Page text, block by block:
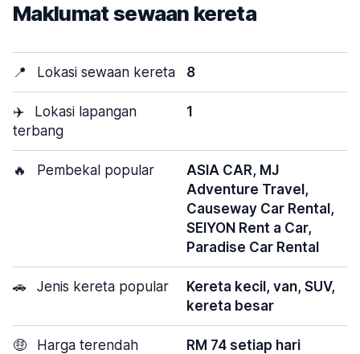
Maklumat sewaan kereta
📍 Lokasi sewaan kereta 8
✈️
Lokasi lapangan
terbang
1
🔥 Pembekal popular
ASIA CAR, MJ
Adventure Travel,
Causeway Car Rental,
SEIYON Rent a Car,
Paradise Car Rental
🚗 Jenis kereta popular
Kereta kecil, van, SUV,
kereta besar
🤑 Harga terendah RM 74 setiap hari